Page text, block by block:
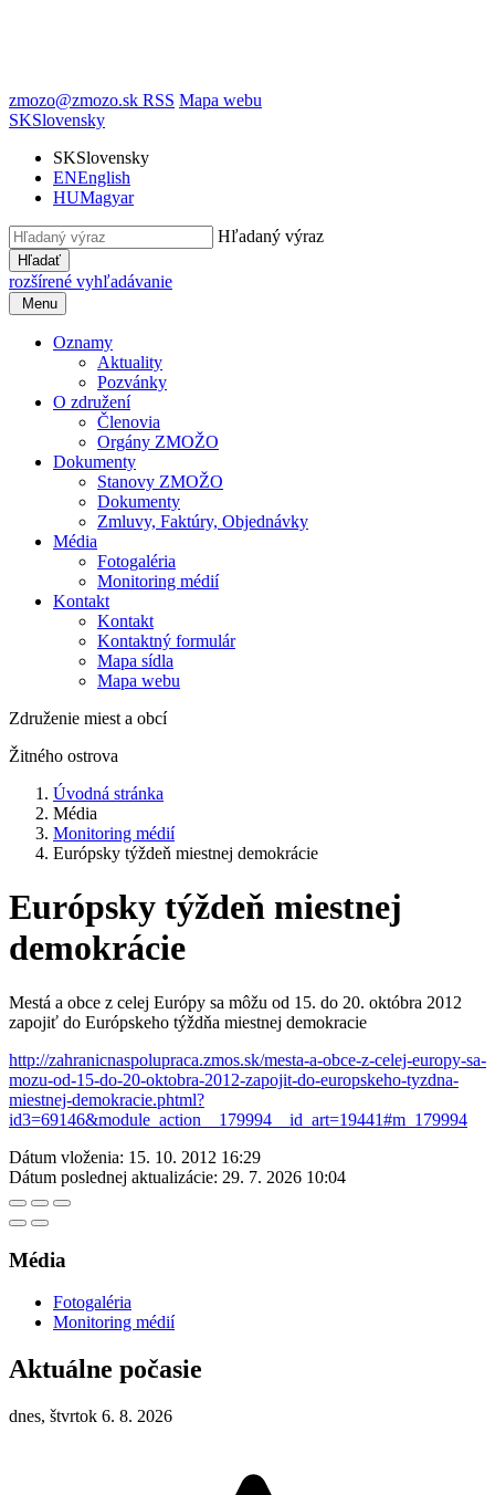
zmozo@zmozo.sk RSS Mapa webu
SKSlovensky
SKSlovensky
ENEnglish
HUMagyar
Hľadaný výraz
Hľadať
rozšírené vyhľadávanie
Menu
Oznamy
Aktuality
Pozvánky
O združení
Členovia
Orgány ZMOŽO
Dokumenty
Stanovy ZMOŽO
Dokumenty
Zmluvy, Faktúry, Objednávky
Média
Fotogaléria
Monitoring médií
Kontakt
Kontakt
Kontaktný formulár
Mapa sídla
Mapa webu
Združenie miest a obcí
Žitného ostrova
Úvodná stránka
Média
Monitoring médií
Európsky týždeň miestnej demokrácie
Európsky týždeň miestnej
demokrácie
Mestá a obce z celej Európy sa môžu od 15. do 20. októbra 2012
zapojiť do Európskeho týždňa miestnej demokracie
http://zahranicnaspolupraca.zmos.sk/mesta-a-obce-z-celej-europy-sa-
mozu-od-15-do-20-oktobra-2012-zapojit-do-europskeho-tyzdna-
miestnej-demokracie.phtml?
id3=69146&module_action__179994__id_art=19441#m_179994
Dátum vloženia: 15. 10. 2012 16:29
Dátum poslednej aktualizácie: 29. 7. 2026 10:04
Média
Fotogaléria
Monitoring médií
Aktuálne počasie
dnes, štvrtok 6. 8. 2026